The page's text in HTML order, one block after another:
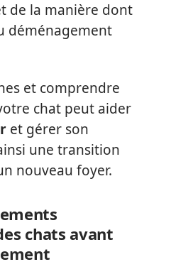
de la manière dont
déménagement
et comprendre
chat peut aider
et gérer son
une transition
nouveau foyer.
chats avant